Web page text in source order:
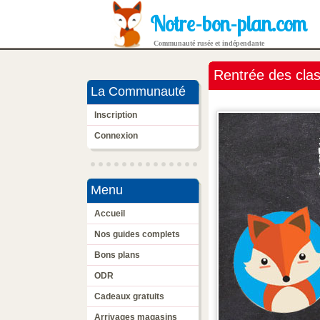
Notre-bon-plan.com
Communauté rusée et indépendante
La Communauté
Inscription
Connexion
Menu
Accueil
Nos guides complets
Bons plans
ODR
Cadeaux gratuits
Arrivages magasins
Rentrée des